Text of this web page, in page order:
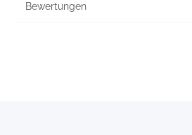
Bewertungen